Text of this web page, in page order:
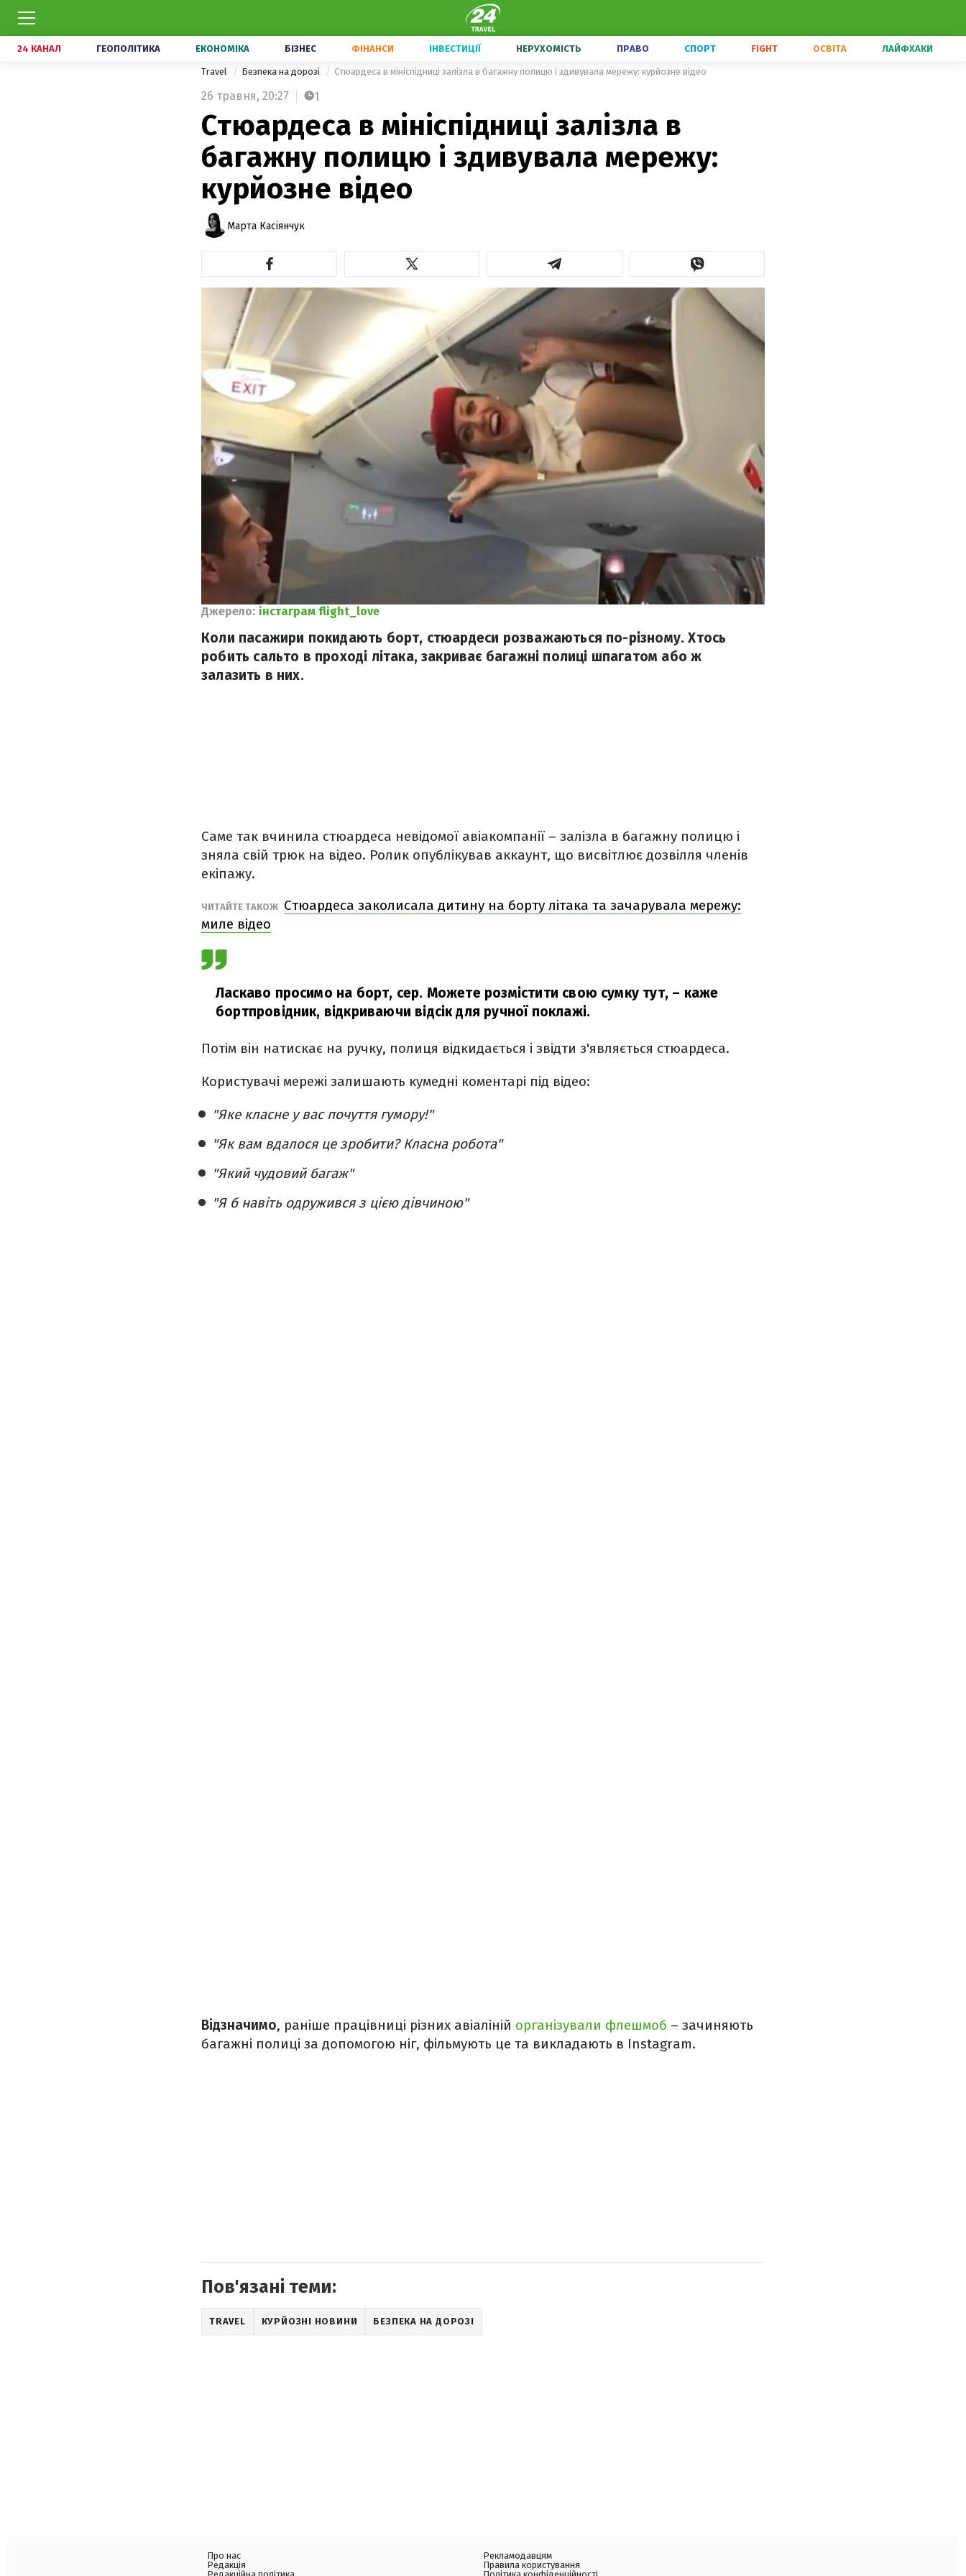
24 КАНАЛ ГЕОПОЛІТИКА ЕКОНОМІКА БІЗНЕС ФІНАНСИ ІНВЕСТИЦІЇ НЕРУХОМІСТЬ ПРАВО СПОРТ FIGHT ОСВІТА ЛАЙФХАКИ
Travel Безпека на дорозі Стюардеса в мініспідниці залізла в багажну полицю і здивувала мережу: курйозне відео
26 травня, 20:27 1
Стюардеса в мініспідниці залізла в
багажну полицю і здивувала мережу:
курйозне відео
Марта Касіянчук
Джерело: інстаграм flight_love
Коли пасажири покидають борт, стюардеси розважаються по-різному. Хтось
робить сальто в проході літака, закриває багажні полиці шпагатом або ж
залазить в них.
Саме так вчинила стюардеса невідомої авіакомпанії – залізла в багажну полицю і
зняла свій трюк на відео. Ролик опублікував аккаунт, що висвітлює дозвілля членів
екіпажу.
ЧИТАЙТЕ ТАКОЖ Стюардеса заколисала дитину на борту літака та зачарувала мережу:
миле відео
Ласкаво просимо на борт, сер. Можете розмістити свою сумку тут, – каже
бортпровідник, відкриваючи відсік для ручної поклажі.
Потім він натискає на ручку, полиця відкидається і звідти з'являється стюардеса.
Користувачі мережі залишають кумедні коментарі під відео:
"Яке класне у вас почуття гумору!"
"Як вам вдалося це зробити? Класна робота"
"Який чудовий багаж"
"Я б навіть одружився з цією дівчиною"
Відзначимо, раніше працівниці різних авіаліній організували флешмоб – зачиняють
багажні полиці за допомогою ніг, фільмують це та викладають в Instagram.
Пов'язані теми:
TRAVEL КУРЙОЗНІ НОВИНИ БЕЗПЕКА НА ДОРОЗІ
Про нас
Редакція
Рекламодавцям
Правила користування